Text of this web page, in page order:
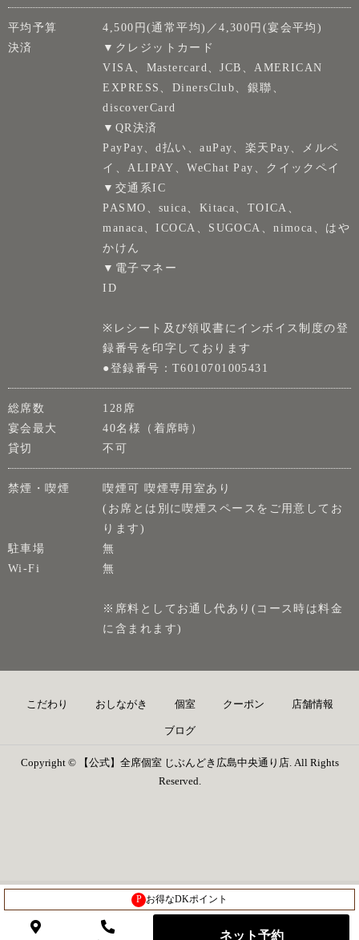
平均予算
4,500円(通常平均)／4,300円(宴会平均)
決済
▼クレジットカード
VISA、Mastercard、JCB、AMERICAN
EXPRESS、DinersClub、銀聯、
discoverCard
▼QR決済
PayPay、d払い、auPay、楽天Pay、メルペ
イ、ALIPAY、WeChat Pay、クイックペイ
▼交通系IC
PASMO、suica、Kitaca、TOICA、
manaca、ICOCA、SUGOCA、nimoca、はや
かけん
▼電子マネー
ID
※レシート及び領収書にインボイス制度の登
録番号を印字しております
●登録番号：T6010701005431
総席数
128席
宴会最大
40名様（着席時）
貸切
不可
禁煙・喫煙
喫煙可 喫煙専用室あり
(お席とは別に喫煙スペースをご用意してお
ります)
駐車場
無
Wi-Fi
無
※席料としてお通し代あり(コース時は料金
に含まれます)
こだわり おしながき 個室 クーポン 店舗情報
ブログ
Copyright © 【公式】全席個室 じぶんどき広島中央通り店. All Rights
Reserved.
P お得なDKポイント
ネット予約